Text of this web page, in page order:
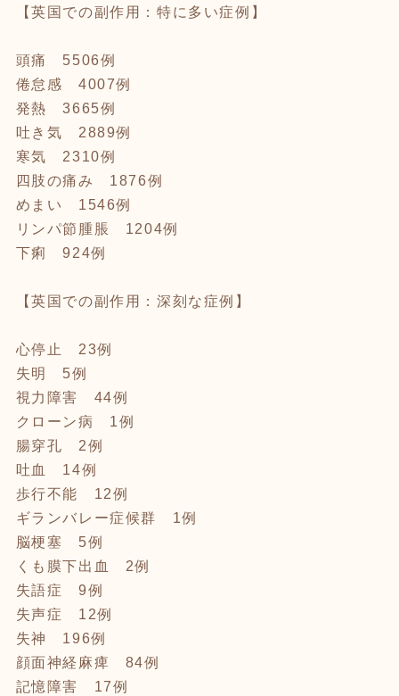
【英国での副作用：特に多い症例】
頭痛 5506例
倦怠感 4007例
発熱 3665例
吐き気 2889例
寒気 2310例
四肢の痛み 1876例
めまい 1546例
リンパ節腫脹 1204例
下痢 924例
【英国での副作用：深刻な症例】
心停止 23例
失明 5例
視力障害 44例
クローン病 1例
腸穿孔 2例
吐血 14例
歩行不能 12例
ギランバレー症候群 1例
脳梗塞 5例
くも膜下出血 2例
失語症 9例
失声症 12例
失神 196例
顔面神経麻痺 84例
記憶障害 17例